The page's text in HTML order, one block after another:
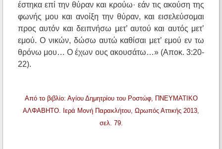
έστηκα επί την θύραν και κρούω· εάν τις ακούση της
φωνής μου και ανοίξη την θύραν, και εισελεύσομαι
προς αυτόν και δειπνήσω μετ’ αυτού και αυτός μετ’
εμού. Ο νικών, δώσω αυτώ καθίσαι μετ’ εμού εν τω
θρόνω μου… Ο έχων ους ακουσάτω…» (Αποκ. 3:20-
22).
Από το βιβλίο: Αγίου Δημητρίου του Ροστώφ, ΠΝΕΥΜΑΤΙΚΟ
ΑΛΦΑΒΗΤΟ. Ιερά Μονή Παρακλήτου, Ωρωπός Αττικής 2013,
σελ. 79.